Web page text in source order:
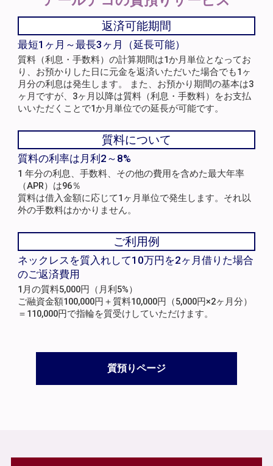
返済可能期間
最短1ヶ月～最長3ヶ月（延長可能）
質料（利息・手数料）の計算期間は1か月単位となってお
り、お預かりした日に元金を返済いただいた場合でも1ヶ
月分の利息は発生します。 また、お預かり期間の基本は3
ヶ月ですが、3ヶ月以降は質料（利息・手数料）をお支払
いいただくことで1か月単位での延長が可能です。
質料について
質料の利率は月利2～8%
1 年分の利息、手数料、その他の費用を含めた最大年率
（APR）は96％
質料は借入金額に応じて1ヶ月単位で発生します。それ以
外の手数料はかかりません。
ご利用例
ネックレスを質入れして10万円を2ヶ月借りた場合
のご返済費用
1月の質料5,000円（月利5%）
ご融資金額100,000円＋質料10,000円（5,000円×2ヶ月分）
＝110,000円で指輪を質受けしていただけます。
質預りページ